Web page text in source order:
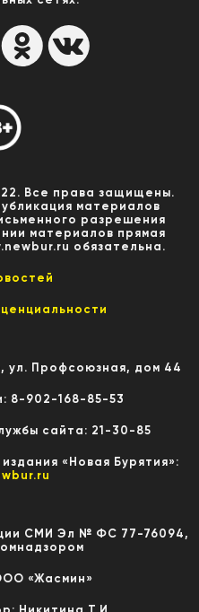
Все права защищены.
материалов
разрешения
материалов прямая
обязательна.
ул. Профсоюзная, дом 44
8-902-168-85-53
сайта: 21-30-85
«Новая Бурятия»:
СМИ Эл № ФС 77-76094,
«Жасмин»